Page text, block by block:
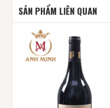
SẢN PHẨM LIÊN QUAN